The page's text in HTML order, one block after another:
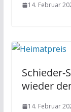
14. Februar
Schieder-
wieder
14. Februar